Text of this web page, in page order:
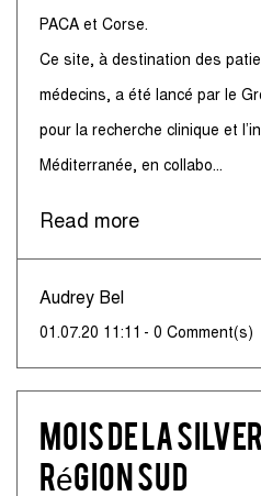
PACA et Corse.
Ce site, à destination des
médecins, a été lancé par le
pour la recherche clinique et
Méditerranée, en collabo...
Read more
Audrey Bel
01.07.20 11:11 - 0 Comment(s)
Mois de la
Région Sud